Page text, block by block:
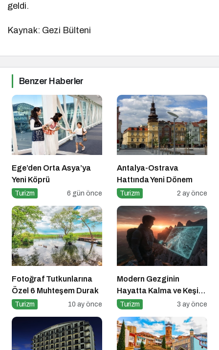
geldi.
Kaynak: Gezi Bülteni
Benzer Haberler
Ege’den Orta Asya’ya
Yeni Köprü
Turizm 6 gün önce
Antalya-Ostrava
Hattında Yeni Dönem
Turizm 2 ay önce
Fotoğraf Tutkunlarına
Özel 6 Muhteşem Durak
Turizm 10 ay önce
Modern Gezginin
Hayatta Kalma ve Keşif
Rehberi
Turizm 3 ay önce